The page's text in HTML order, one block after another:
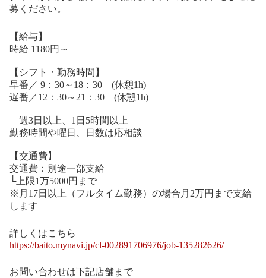
募ください。
【給与】
時給 1180円～
【シフト・勤務時間】
早番／ 9：30～18：30 (休憩1h)
遅番／12：30～21：30 (休憩1h)
週3日以上、1日5時間以上
勤務時間や曜日、日数は応相談
【交通費】
交通費：別途一部支給
└上限1万5000円まで
※月17日以上（フルタイム勤務）の場合月2万円まで支給
します
詳しくはこちら
https://baito.mynavi.jp/cl-002891706976/job-135282626/
お問い合わせは下記店舗まで